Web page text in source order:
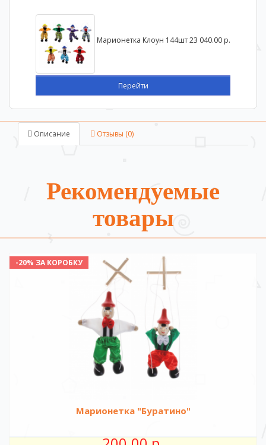
Марионетка Клоун 144шт23 040.00 р.
Перейти
Описание Отзывы (0)
Рекомендуемые
товары
-20% ЗА КОРОБКУ
Марионетка "Буратино"